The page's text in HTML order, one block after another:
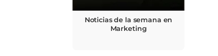
Noticias de la semana en
Marketing